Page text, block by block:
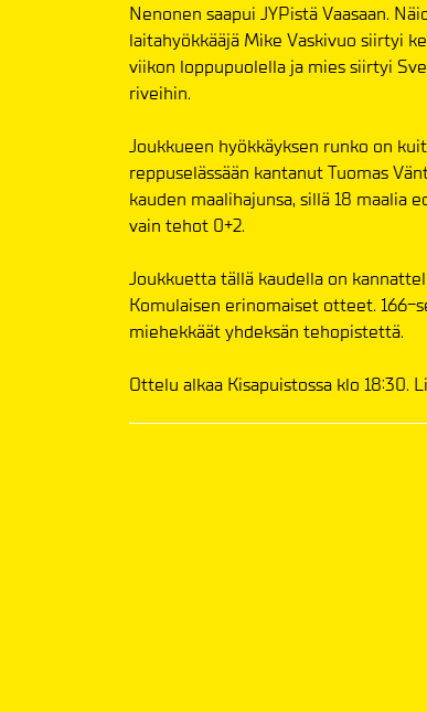
Nenonen saapui JYPistä Vaasaan.
laitahyökkääjä Mike Vaskivuo siirtyi
viikon loppupuolella ja mies siirtyi
riveihin.
Joukkueen hyökkäyksen runko on
reppuselässään kantanut Tuomas
kauden maalihajunsa, sillä 18 maalia
vain tehot 0+2.
Joukkuetta tällä kaudella on
Komulaisen erinomaiset otteet. 166-
miehekkäät yhdeksän tehopistettä.
Ottelu alkaa Kisapuistossa klo 18:30.